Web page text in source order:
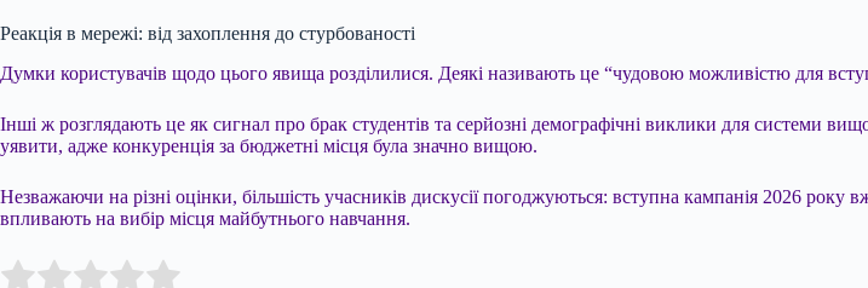
Реакція в мережі: від захоплення до стурбованості
Думки користувачів щодо цього явища розділилися. Деякі називають це “чудовою можливістю для
Інші ж розглядають це як сигнал про брак студентів та серйозні демографічні виклики для системи
уявити, адже конкуренція за бюджетні місця була значно вищою.
Незважаючи на різні оцінки, більшість учасників дискусії погоджуються: вступна кампанія 2026 року
впливають на вибір місця майбутнього навчання.
Rate this item: